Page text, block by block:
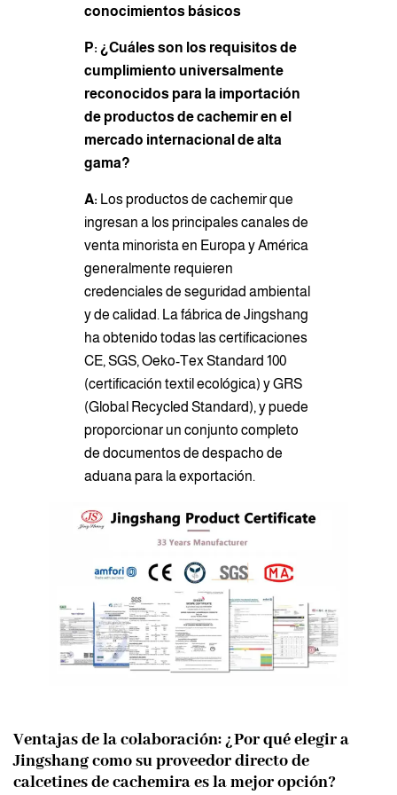
conocimientos básicos
P: ¿Cuáles son los requisitos de
cumplimiento universalmente
reconocidos para la importación
de productos de cachemir en el
mercado internacional de alta
gama?
A: Los productos de cachemir que
ingresan a los principales canales de
venta minorista en Europa y América
generalmente requieren
credenciales de seguridad ambiental
y de calidad. La fábrica de Jingshang
ha obtenido todas las certificaciones
CE, SGS, Oeko-Tex Standard 100
(certificación textil ecológica) y GRS
(Global Recycled Standard), y puede
proporcionar un conjunto completo
de documentos de despacho de
aduana para la exportación.
Ventajas de la colaboración: ¿Por qué elegir a
Jingshang como su proveedor directo de
calcetines de cachemira es la mejor opción?